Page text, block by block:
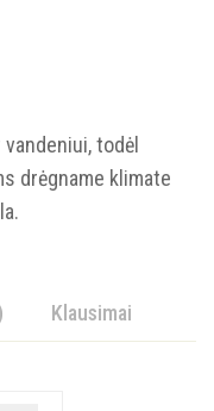
todėl
drėgname klimate
Klausimai